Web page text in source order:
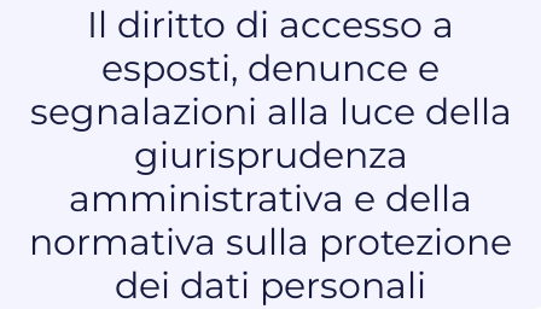
Il diritto di accesso a
esposti, denunce e
segnalazioni alla luce della
giurisprudenza
amministrativa e della
normativa sulla protezione
dei dati personali